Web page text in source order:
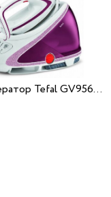
Парогенератор Tefal GV9566E0